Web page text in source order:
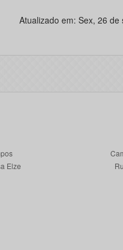
Atualizado em: Sex, 26
Elze